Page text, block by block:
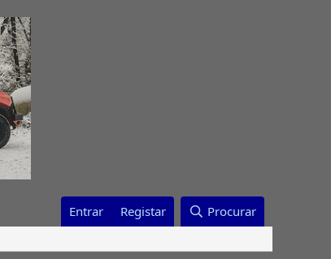
Entrar Registar Procurar